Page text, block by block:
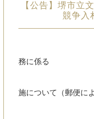
【公告】堺市立
競争入
務に係る
一般競
施について（郵便に